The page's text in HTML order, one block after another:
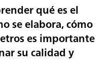
qué es el
se elabora, cómo
es importante
su calidad y